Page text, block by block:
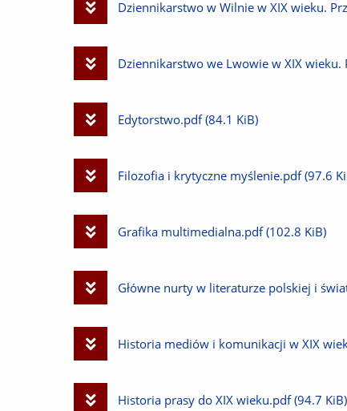
Pobierz
Dziennikarstwo w Wilnie w XIX wieku.
Pobierz
Dziennikarstwo we Lwowie w XIX
Pobierz
Edytorstwo.pdf (84.1 KiB)
Pobierz
Filozofia i krytyczne myślenie.pdf (97.6
Pobierz
Grafika multimedialna.pdf (102.8 KiB)
Pobierz
Główne nurty w literaturze polskiej i
Pobierz
Historia mediów i komunikacji w XIX
Pobierz
Historia prasy do XIX wieku.pdf (94.7 KiB)